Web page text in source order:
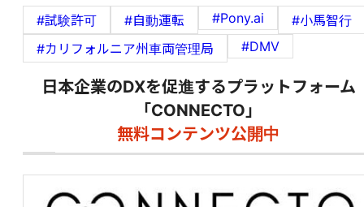
#試験許可 #自動運転 #Pony.ai
#小馬智行
#カリフォルニア州車両管理局
#DMV
日本企業のDXを促進するプラットフォーム
「CONNECTO」
無料コンテンツ公開中